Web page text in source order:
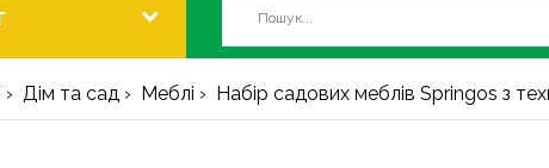
Дім та сад Меблі Набір садових меблів Springos з